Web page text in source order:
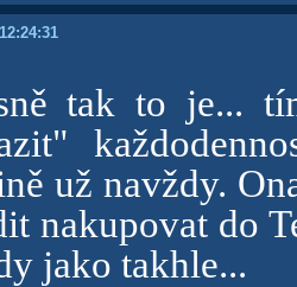
tak to je...
už navždy.
nakupovat do
jako takhle...